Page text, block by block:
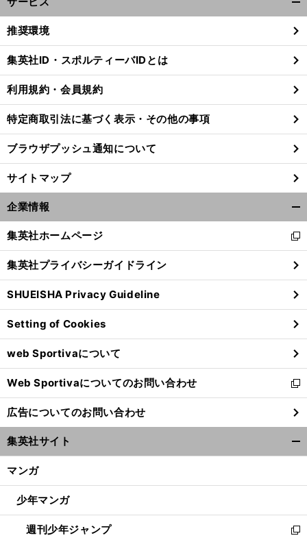
ド
。
、
閉
る
推奨環境
集英社ID・スポルティーバIDとは
利用規約・会員規約
特定商取引法に基づく表示・その他の事項
ブラウザプッシュ通知について
サイトマップ
企業情報
閉
る
集英社ホームページ
新
し
い
ウ
ィ
ン
ド
ウ
で
開
く
集英社プライバシーガイドライン
SHUEISHA Privacy Guideline
Setting of Cookies
web Sportivaについて
Web Sportivaについてのお問い合わせ
新
し
い
ウ
ィ
ン
ウ
開
く
広告についてのお問い合わせ
集英社サイト
マンガ
少年マンガ
週刊少年ジャンプ
新